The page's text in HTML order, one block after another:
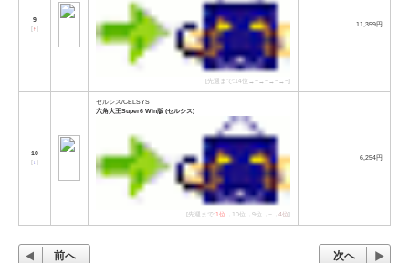
9
[↑]
[先週まで:14位→−→−→−→−]
11,359円
10
[↓]
セルシス/CELSYS
六角大王Super6 Win版 (セルシス)
[先週まで:1位 →10位→9位→−→4位]
6,254円
前へ 次へ